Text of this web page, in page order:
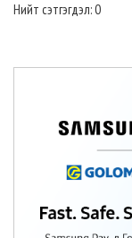
Нийт сэтгэгдэл: 0